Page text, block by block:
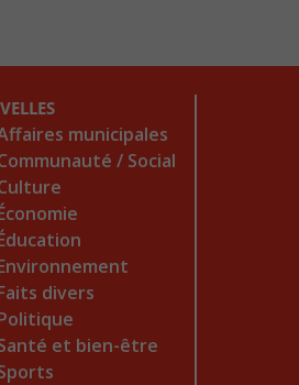
municipales
/ Social
divers
et bien-être